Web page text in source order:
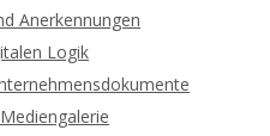
Anerkennungen
Logik